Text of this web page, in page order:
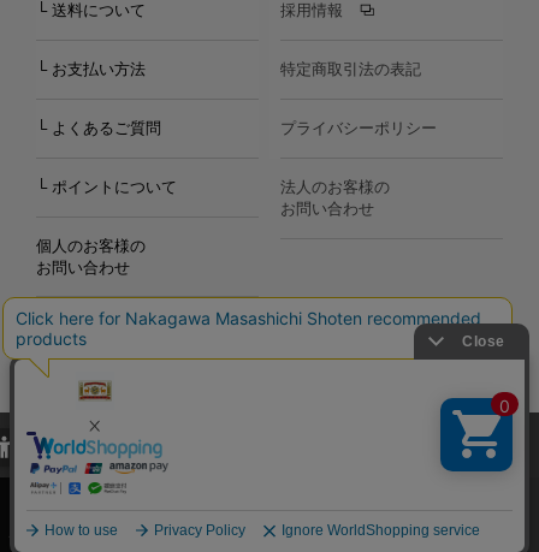
└ 送料について
└ お支払い方法
└ よくあるご質問
└ ポイントについて
個人のお客様の
お問い合わせ
採用情報
特定商取引法の表記
プライバシーポリシー
法人のお客様の
お問い合わせ
Copyright©2000-2026
Nakagawa Masashichi Shoten All Rights Reserved.
当サイトでは、当サイト内における閲覧履歴・属性情報などの取得およ
び利便性向上のためにクッキー（Cookie）を使用いたします。詳細に
関しては「プライバシーポリシー
承諾する